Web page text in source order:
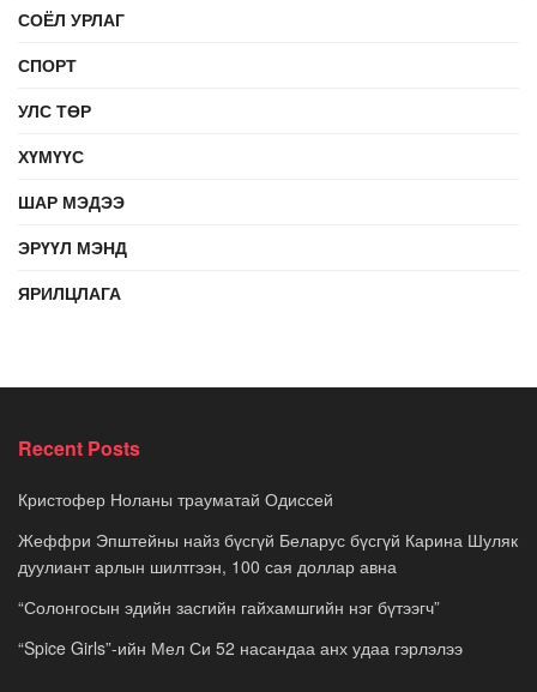
СОЁЛ УРЛАГ
СПОРТ
УЛС ТӨР
ХҮМҮҮС
ШАР МЭДЭЭ
ЭРҮҮЛ МЭНД
ЯРИЛЦЛАГА
Recent Posts
Кристофер Ноланы трауматай Одиссей
Жеффри Эпштейны найз бүсгүй Беларус бүсгүй Карина Шуляк
дуулиант арлын шилтгээн, 100 сая доллар авна
“Солонгосын эдийн засгийн гайхамшгийн нэг бүтээгч”
“Spice Girls”-ийн Мел Си 52 насандаа анх удаа гэрлэлээ